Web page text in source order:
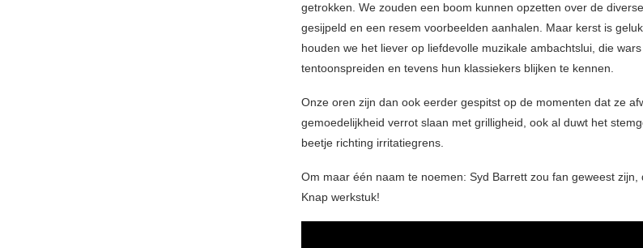
getrokken. We zouden een boom kunnen opzetten over de
gesijpeld en een resem voorbeelden aanhalen. Maar kerst is
houden we het liever op liefdevolle muzikale ambachtslui, die
tentoonspreiden en tevens hun klassiekers blijken te kennen.
Onze oren zijn dan ook eerder gespitst op de momenten dat ze
gemoedelijkheid verrot slaan met grilligheid, ook al duwt het
beetje richting irritatiegrens.
Om maar één naam te noemen: Syd Barrett zou fan geweest zijn,
Knap werkstuk!